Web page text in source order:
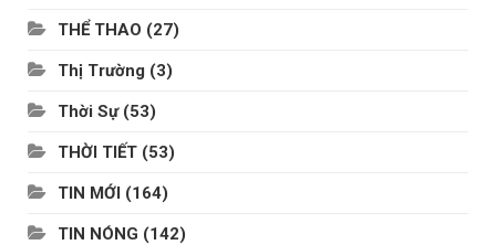
THỂ THAO (27)
Thị Trường (3)
Thời Sự(53)
THỜI TIẾT (53)
TIN MỚI (164)
TIN NÓNG (142)